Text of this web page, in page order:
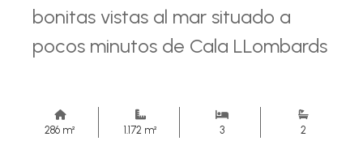
bonitas vistas al mar situado a
pocos minutos de Cala LLombards
286 m² 1.172 m² 3 2